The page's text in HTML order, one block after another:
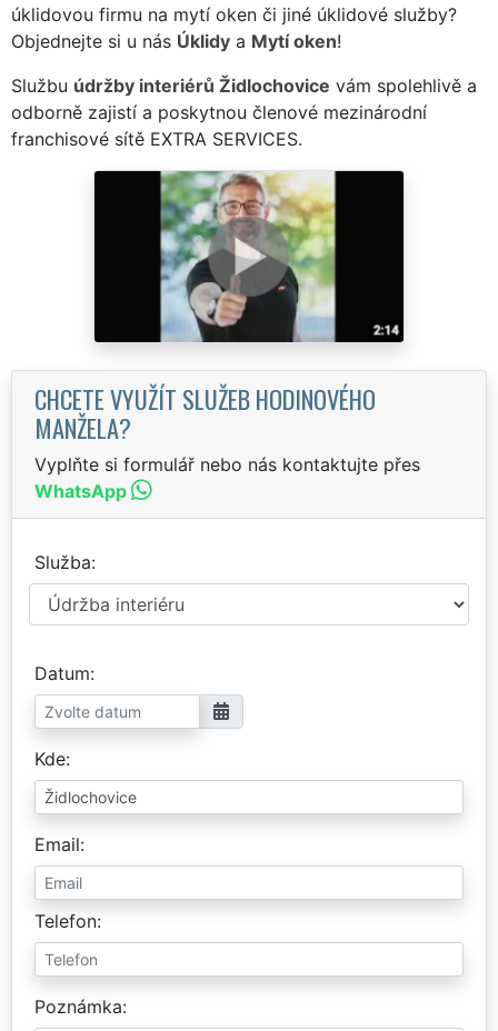
úklidovou firmu na mytí oken či jiné úklidové služby?
Objednejte si u nás Úklidy a Mytí oken!
Službu údržby interiérů Židlochovice vám spolehlivě a
odborně zajistí a poskytnou členové mezinárodní
franchisové sítě EXTRA SERVICES.
CHCETE VYUŽÍT SLUŽEB HODINOVÉHO
MANŽELA?
Vyplňte si formulář nebo nás kontaktujte přes
WhatsApp
Služba
Datum
Kde
Email
Telefon
Poznámka